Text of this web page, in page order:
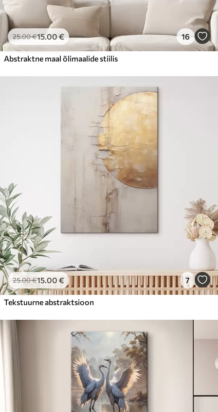
25.00€15.00€ 16
Abstraktne maal õlimaalide stiilis
25.00€15.00 € 7
Tekstuurne abstraktsioon